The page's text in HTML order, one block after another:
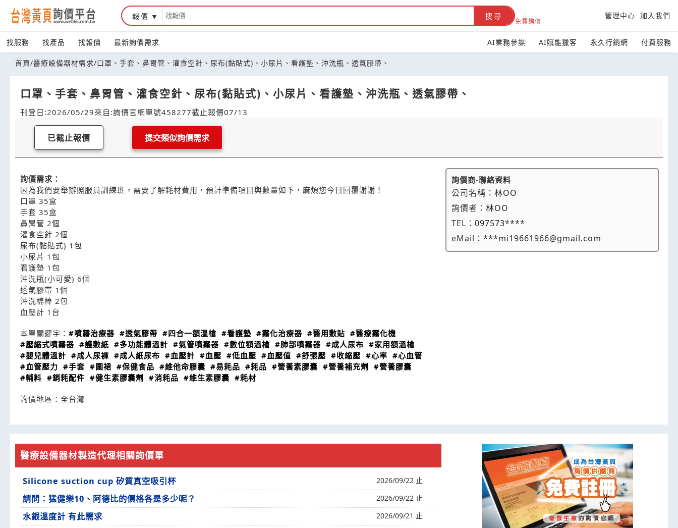
報價 搜尋
免費詢價
管理中心 加入我們
找服務 找產品 找報價 最新詢價需求 AI業務參謀 AI賦能獵客 永久行銷網 付費服務
首頁/醫療設備器材需求/口罩、手套、鼻胃管、灌食空針、尿布(黏貼式)、小尿片、看護墊、沖洗瓶、透氣膠帶、
口罩、手套、鼻胃管、灌食空針、尿布(黏貼式)、小尿片、看護墊、沖洗瓶、透氣膠帶、
刊登日:2026/05/29來自:詢價官網單號458277截止報價07/13
已截止報價 提交類似詢價需求
詢價需求：
因為我們要舉辦照服員訓練班，需要了解耗材費用，預計準備項目與數量如下，麻煩您今日回覆謝謝！
口罩 35盒
手套 35盒
鼻胃管 2個
灌食空針 2個
尿布(黏貼式) 1包
小尿片 1包
看護墊 1包
沖洗瓶(小可愛) 6個
透氣膠帶 1個
沖洗棉棒 2包
血壓計 1台
本單關鍵字： #噴霧治療器 #透氣膠帶 #四合一額溫槍 #看護墊 #霧化治療器 #醫用敷貼 #醫療霧化機
#壓縮式噴霧器 #護敷紙 #多功能體溫計 #氣管噴霧器 #數位額溫槍 #肺部噴霧器 #成人尿布 #家用額溫槍
#嬰兒體溫計 #成人尿褲 #成人紙尿布 #血壓計 #血壓 #低血壓 #血壓值 #舒張壓 #收縮壓 #心率 #心血管
#血管壓力 #手套 #圍裙 #保健食品 #維他命膠囊 #易耗品 #耗品 #營養素膠囊 #營養補充劑
#營養膠囊
#輔料 #銷耗配件 #健生素膠囊劑 #消耗品 #維生素膠囊 #耗材
詢價地區： 全台灣
詢價商-聯絡資料
公司名稱：林OO
詢價者：林OO
TEL：097573****
eMail：***mi19661966@gmail.com
醫療設備器材製造代理相關詢價單
Silicone suction cup 矽質真空吸引杯 2026/09/22 止
請問：猛健樂10、阿德比的價格各是多少呢？ 2026/09/22 止
水銀溫度計 有此需求 2026/09/21 止